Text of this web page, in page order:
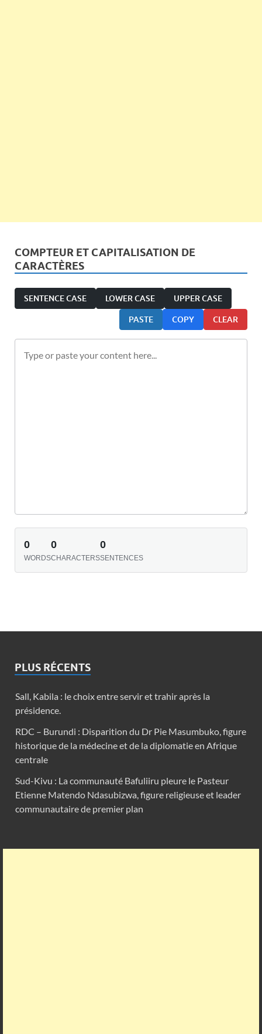
COMPTEUR ET CAPITALISATION DE
CARACTÈRES
SENTENCE CASE LOWER CASE UPPER CASE
PASTE COPY CLEAR
0
WORDS
0
CHARACTERS
0
SENTENCES
PLUS RÉCENTS
Sall, Kabila : le choix entre servir et trahir après la
présidence.
RDC – Burundi : Disparition du Dr Pie Masumbuko, figure
historique de la médecine et de la diplomatie en Afrique
centrale
Sud-Kivu : La communauté Bafuliiru pleure le Pasteur
Etienne Matendo Ndasubizwa, figure religieuse et leader
communautaire de premier plan